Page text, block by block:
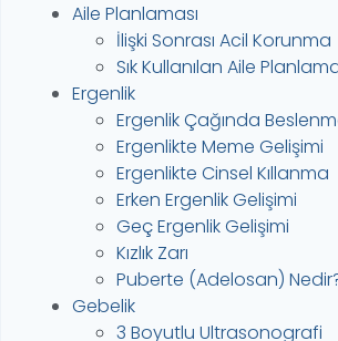
Aile Planlaması
İlişki Sonrası Acil Korunma
Sık Kullanılan Aile
Ergenlik
Ergenlik Çağında
Ergenlikte Meme Gelişimi
Ergenlikte Cinsel Kıllanma
Erken Ergenlik Gelişimi
Geç Ergenlik Gelişimi
Kızlık Zarı
Puberte (Adelosan)
Gebelik
3 Boyutlu Ultrasonografi